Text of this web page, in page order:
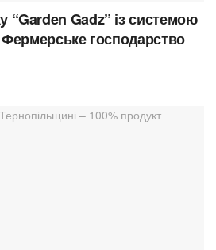
Gadz” із системою
господарство